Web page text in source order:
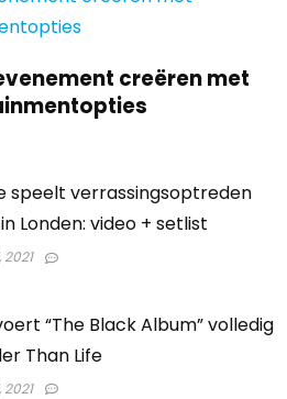
creëren met
speelt verrassingsoptreden
Londen: video + setlist
“The Black Album” volledig
Than Life